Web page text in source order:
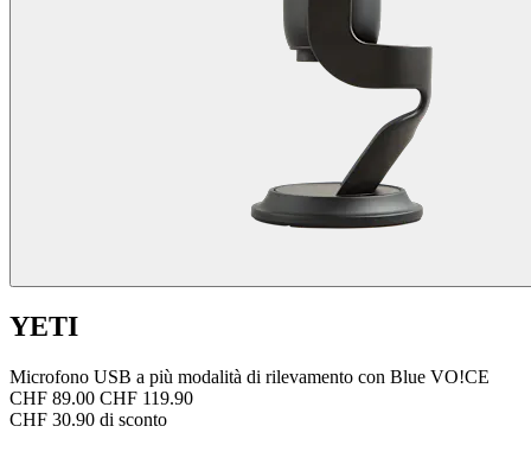
YETI
Microfono USB a più modalità di rilevamento con Blue VO!CE
CHF 89.00 CHF 119.90
CHF 30.90 di sconto